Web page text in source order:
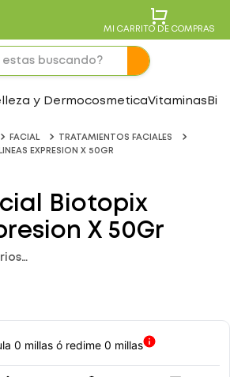
MI CARRITO DE COMPRAS
y DermocosmeticaVitaminas
FACIAL
TRATAMIENTOS FACIALES
EXPRESION X 50GR
Biotopix
X 50Gr
0 millas ó redime 0 millas